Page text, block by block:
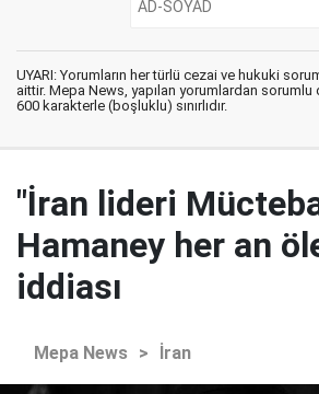
UYARI: Yorumların her türlü cezai ve hukuki
aittir. Mepa News, yapılan yorumlardan sorumlu
600 karakterle (boşluklu) sınırlıdır.
"İran lideri
Hamaney her an
iddiası
Mepa News > İran